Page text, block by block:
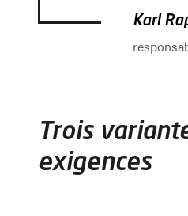
Karl
Trois
exigences